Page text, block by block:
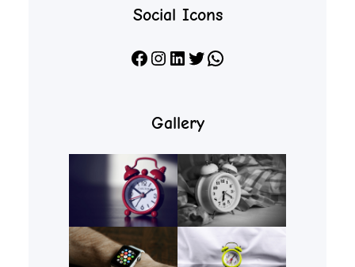
Social Icons
Facebook Instagram LinkedIn X WhatsApp
Gallery